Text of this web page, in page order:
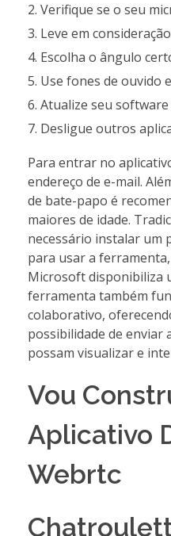
Verifique se o seu
Leve em
Escolha o ângulo
Use fones de ouvido
Atualize seu
Desligue outros
Para entrar no
endereço de e-mail.
de bate-papo é
maiores de idade.
necessário instalar um
para usar a
Microsoft disponibiliza
ferramenta também
colaborativo,
possibilidade de enviar
possam visualizar e
Vou
Aplicativo
Webrtc